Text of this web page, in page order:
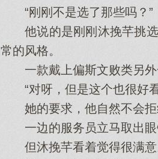
“刚刚不是选了那些吗？”
他说的是刚刚沐挽芊挑选
常的风格。
一款戴上偏斯文败类另外
“对呀，但是这个也很好看
她的要求，他自然不会拒
一边的服务员立马取出眼
但沐挽芊看着觉得很满意